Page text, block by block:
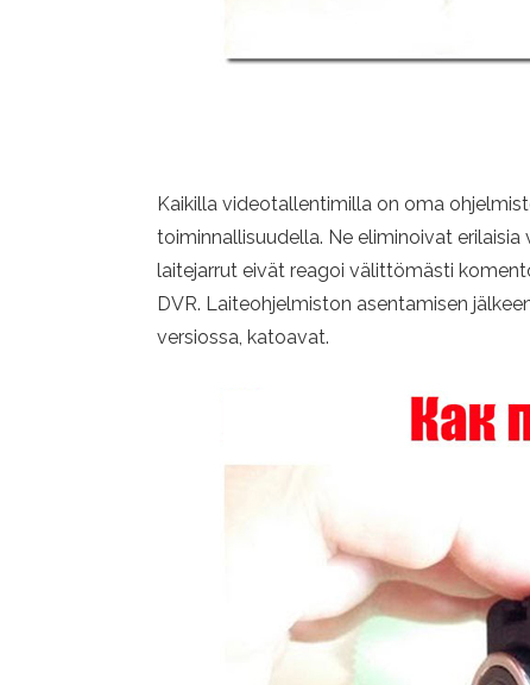
Kaikilla videotallentimilla on oma
toiminnallisuudella. Ne eliminoivat
laitejarrut eivät reagoi välittömästi
DVR. Laiteohjelmiston asentamisen
versiossa, katoavat.